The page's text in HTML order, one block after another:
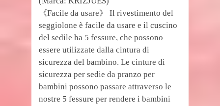
《Facile da usare》 Il rivestimento del
seggiolone è facile da usare e il cuscino
del sedile ha 5 fessure, che possono
essere utilizzate dalla cintura di
sicurezza del bambino. Le cinture di
sicurezza per sedie da pranzo per
bambini possono passare attraverso le
nostre 5 fessure per rendere i bambini